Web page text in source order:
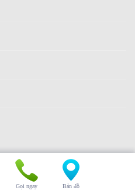
Bản đồ
Gọi ngay